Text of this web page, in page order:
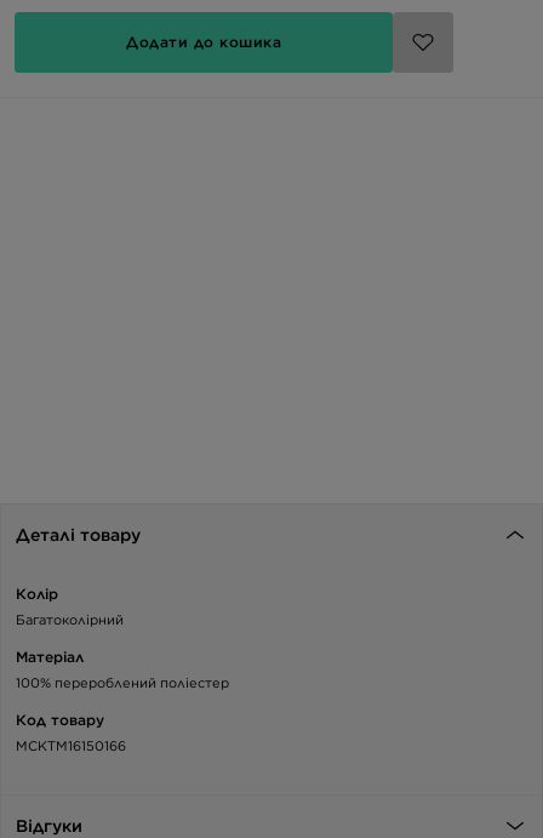
Додати до кошика
Деталі товару
Колір
Багатоколірний
Матеріал
100% перероблений поліестер
Код товару
MCKTM16150166
Відгуки